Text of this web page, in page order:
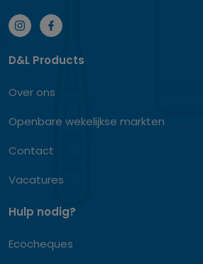
D&L Products
Over ons
Openbare wekelijkse markten
Contact
Vacatures
Hulp nodig?
Ecocheques